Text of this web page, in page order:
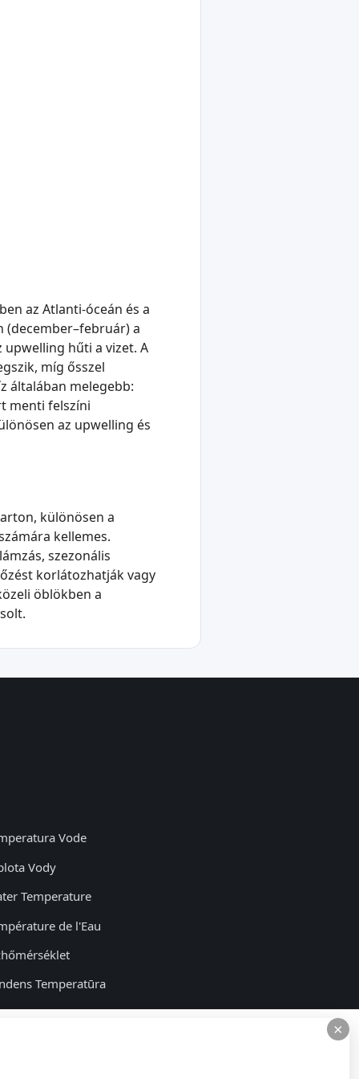
×
az Atlanti-óceán és a
(december–február) a
upwelling hűti a vizet. A
míg ősszel
általában melegebb:
menti felszíni
az upwelling és
különösen a
kellemes.
szezonális
korlátozhatják vagy
öblökben a
Vode
Vody
Temperature
de l'Eau
Temperatūra
×